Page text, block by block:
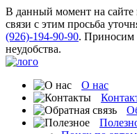
В данный момент на сайте
связи с этим просьба
(926)-194-90-90. Приносим
неудобства.
О нас